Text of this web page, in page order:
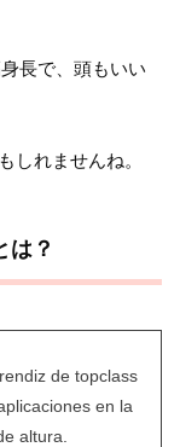
長で、頭もいい
しれませんね。
は？
de topclass
en la
altura.